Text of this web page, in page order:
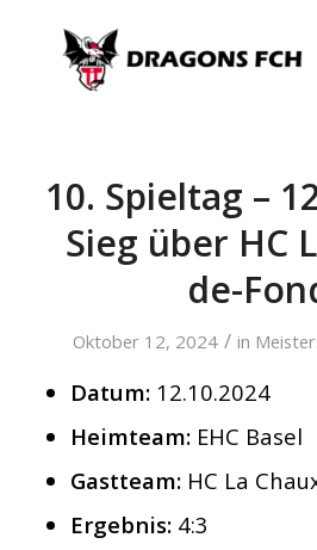
10. Spieltag –
Sieg über HC
de-
Oktober 12, 2024 / in
Datum:12.10.2024
Heimteam:EHC Basel
Gastteam:HC La
Ergebnis:4:3